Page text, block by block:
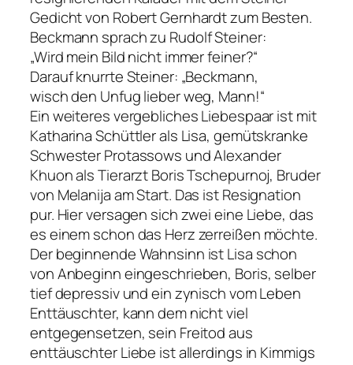
Gedicht von Robert Gernhardt zum Besten.
Beckmann sprach zu Rudolf Steiner:
„Wird mein Bild nicht immer feiner?“
Darauf knurrte Steiner: „Beckmann,
wisch den Unfug lieber weg, Mann!“
Ein weiteres vergebliches Liebespaar ist mit
Katharina Schüttler als Lisa, gemütskranke
Schwester Protassows und Alexander
Khuon als Tierarzt Boris Tschepurnoj, Bruder
von Melanija am Start. Das ist Resignation
pur. Hier versagen sich zwei eine Liebe, das
es einem schon das Herz zerreißen möchte.
Der beginnende Wahnsinn ist Lisa schon
von Anbeginn eingeschrieben, Boris, selber
tief depressiv und ein zynisch vom Leben
Enttäuschter, kann dem nicht viel
entgegensetzen, sein Freitod aus
enttäuschter Liebe ist allerdings in Kimmigs